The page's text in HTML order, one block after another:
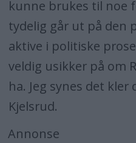
kunne brukes til noe
tydelig går ut på den
aktive i politiske
veldig usikker på om
ha. Jeg synes det
Kjelsrud.
Annonse